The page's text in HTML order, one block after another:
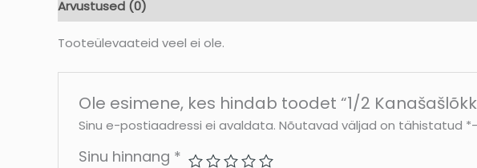
Arvustused (0)
Tooteülevaateid veel ei ole.
Ole esimene, kes hindab toodet “1/2
Sinu e-postiaadressi ei avaldata. Nõutavad väljad on tähistatud *
Sinu hinnang *